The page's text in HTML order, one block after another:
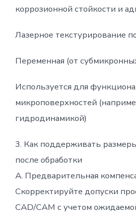
коррозионной стойкости и
Лазерное текстурирование
Переменная (от
Используется для
микроповерхностей
гидродинамикой)
3. Как поддерживать
после обработки
A. Предварительная
Скорректируйте допуски
CAD/CAM с учетом